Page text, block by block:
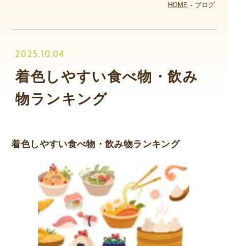
HOME ブログ
2025.10.04
着色しやすい食べ物・飲み
物ランキング
着色しやすい食べ物・飲み物ランキング